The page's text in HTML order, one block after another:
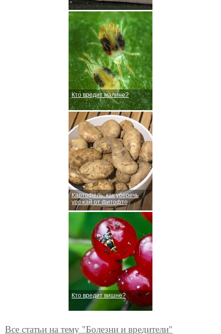
Кто вредит малине?
Картофель: как уберечь
урожай от фитофто
Кто вредит вишне?
Все статьи на тему "Болезни и вредители"